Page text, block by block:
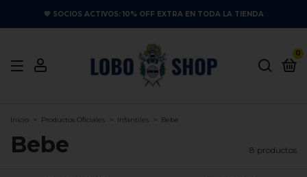
💙 SOCIOS ACTIVOS: 10% OFF EXTRA EN TODA LA TIENDA
0
Inicio > Productos Oficiales > Infantiles > Bebe
Bebe 8 productos